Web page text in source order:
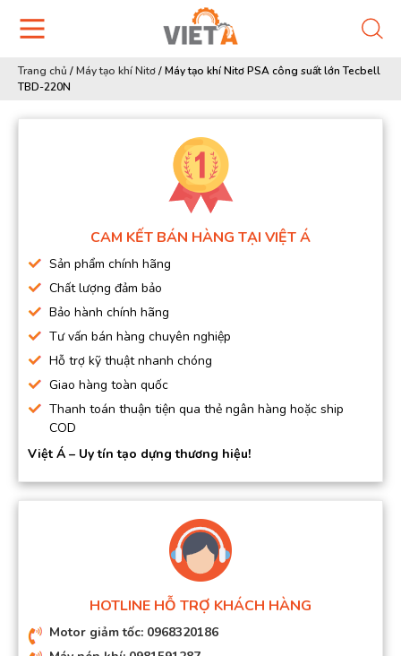
Trang chủ /Máy tạo khí Nitơ/Máy tạo khí Nitơ PSA công suất lớn Tecbell
TBD-220N
CAM KẾT BÁN HÀNG TẠI VIỆT Á
Sản phẩm chính hãng
Chất lượng đảm bảo
Bảo hành chính hãng
Tư vấn bán hàng chuyên nghiệp
Hỗ trợ kỹ thuật nhanh chóng
Giao hàng toàn quốc
Thanh toán thuận tiện qua thẻ ngân hàng hoặc ship
COD
Việt Á – Uy tín tạo dựng thương hiệu!
HOTLINE HỖ TRỢ KHÁCH HÀNG
Motor giảm tốc: 0968320186